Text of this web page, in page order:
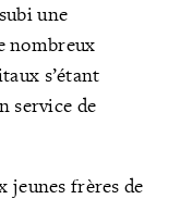
une
nombreux
s’étant
service de
jeunes frères de